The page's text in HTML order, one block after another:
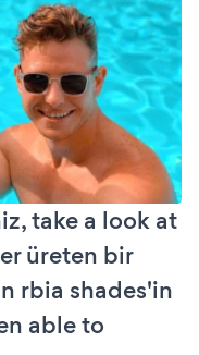
take a look at
üreten bir
rbia shades'in
able to